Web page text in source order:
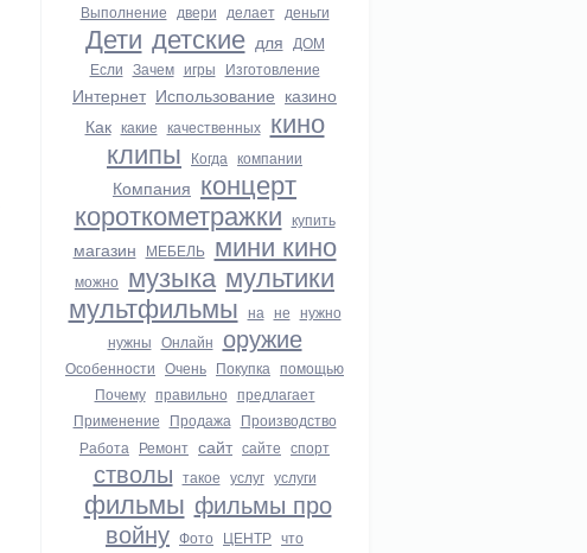
Выполнение двери делает деньги
Дети детские для ДОМ
Если Зачем игры Изготовление
Интернет Использование казино
Как какие качественных кино
клипы Когда компании
Компания концерт
короткометражки купить
магазин МЕБЕЛЬ мини кино
можно музыка мультики
мультфильмы на не нужно
нужны Онлайн оружие
Особенности Очень Покупка помощью
Почему правильно предлагает
Применение Продажа Производство
Работа Ремонт сайт сайте спорт
стволы такое услуг услуги
фильмы фильмы про
войну Фото ЦЕНТР что